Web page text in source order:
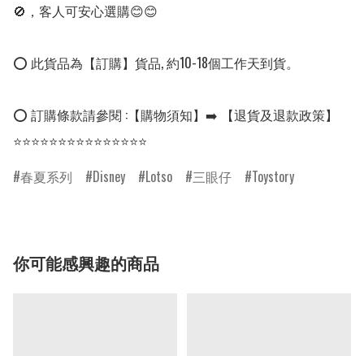
🚫，客人可安心選購😊😊
⭕ 此貨品為【訂購】貨品, 約10-18個工作天到貨。
⭕ 訂購條款請參閱 :【購物須知】➡️ 【退貨及退款政策】
⭐⭐⭐⭐⭐⭐⭐⭐⭐⭐⭐⭐⭐⭐⭐
春夏系列
Disney Lotso 三眼仔 Toystory
你可能感興趣的商品